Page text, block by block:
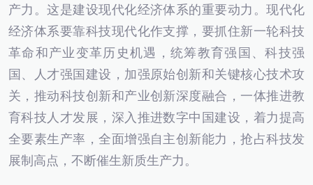
产力。这是建设现代化经济体系的重要动力。现代化
经济体系要靠科技现代化作支撑，要抓住新一轮科技
革命和产业变革历史机遇，统筹教育强国、科技强
国、人才强国建设，加强原始创新和关键核心技术攻
关，推动科技创新和产业创新深度融合，一体推进教
育科技人才发展，深入推进数字中国建设，着力提高
全要素生产率，全面增强自主创新能力，抢占科技发
展制高点，不断催生新质生产力。